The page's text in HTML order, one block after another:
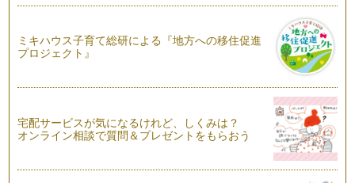
長いようで、あっという間の夏が過ぎて行きました。心身とも
に成長する時でもある夏休み。楽しく…
はじめての料理のお手伝いは、野菜をもみもみしよう！
野菜ソムリエの香月 りさです。いつも読んでくださり、あり
がとうございます。 これま…
夏においしくて、大変身する野菜
前回の記事で、夏野菜の花を紹介しました。ナス科、ウリ科で
花の形が違ったり、花の時は形が似て…
ミキハウス子育て総研による『地方への移住促進
プロジェクト』
宅配サービスが気になるけれど、しくみは？
オンライン相談で質問＆プレゼントをもらおう